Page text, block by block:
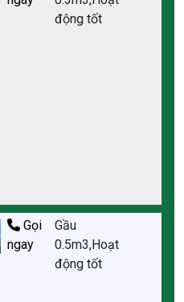
động tốt
Gọi
ngay
Gầu
0.5m3,Hoạt
động tốt